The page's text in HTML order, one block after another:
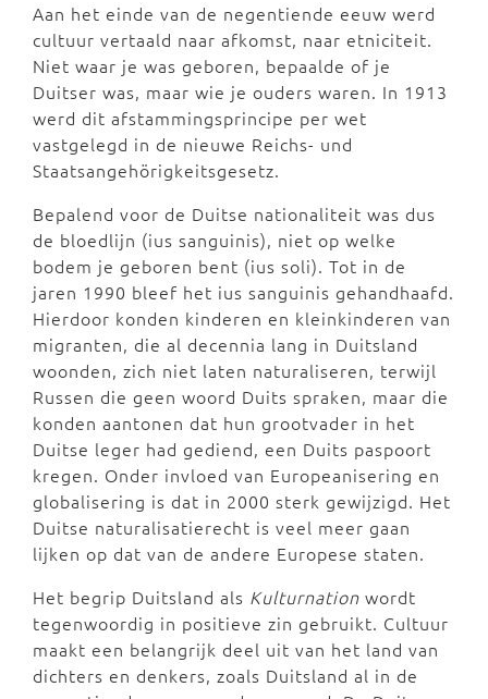
Aan het einde van de negentiende eeuw werd
cultuur vertaald naar afkomst, naar etniciteit.
Niet waar je was geboren, bepaalde of je
Duitser was, maar wie je ouders waren. In 1913
werd dit afstammingsprincipe per wet
vastgelegd in de nieuwe Reichs- und
Staatsangehörigkeitsgesetz.
Bepalend voor de Duitse nationaliteit was dus
de bloedlijn (ius sanguinis), niet op welke
bodem je geboren bent (ius soli). Tot in de
jaren 1990 bleef het ius sanguinis gehandhaafd.
Hierdoor konden kinderen en kleinkinderen van
migranten, die al decennia lang in Duitsland
woonden, zich niet laten naturaliseren, terwijl
Russen die geen woord Duits spraken, maar die
konden aantonen dat hun grootvader in het
Duitse leger had gediend, een Duits paspoort
kregen. Onder invloed van Europeanisering en
globalisering is dat in 2000 sterk gewijzigd. Het
Duitse naturalisatierecht is veel meer gaan
lijken op dat van de andere Europese staten.
Het begrip Duitsland als Kulturnation wordt
tegenwoordig in positieve zin gebruikt. Cultuur
maakt een belangrijk deel uit van het land van
dichters en denkers, zoals Duitsland al in de